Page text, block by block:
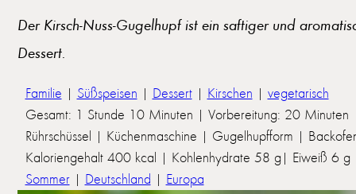
Der Kirsch-Nuss-Gugelhupf ist ein saftiger und
Dessert.
Familie | Süßspeisen | Dessert| Kirschen | vegetarisch
Gesamt: 1 Stunde 10 Minuten | Vorbereitung: 20
Rührschüssel | Küchenmaschine | Gugelhupfform |
Kaloriengehalt 400 kcal | Kohlenhydrate 58 g| Eiweiß 6
Sommer| Deutschland | Europa